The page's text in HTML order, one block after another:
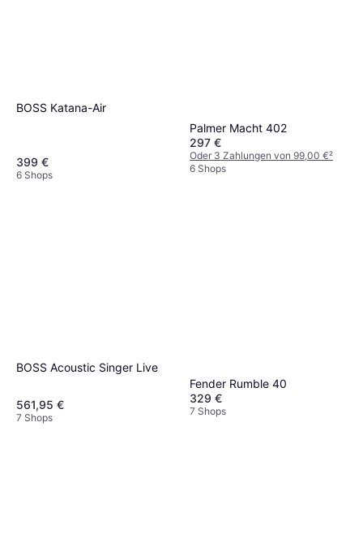
BOSS Katana-Air
399 €
6 Shops
Palmer Macht 402
297 €
Oder 3 Zahlungen von 99,00 €²
6 Shops
BOSS Acoustic Singer Live
561,95 €
7 Shops
Fender Rumble 40
329 €
7 Shops